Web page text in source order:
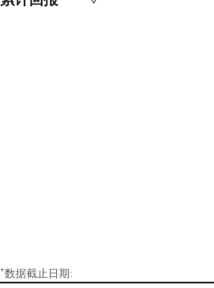
中证科创创业50交易型开放式指数证券投资基
*数据截止日期: